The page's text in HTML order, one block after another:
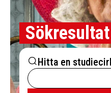
Sökresultat
Hitta en